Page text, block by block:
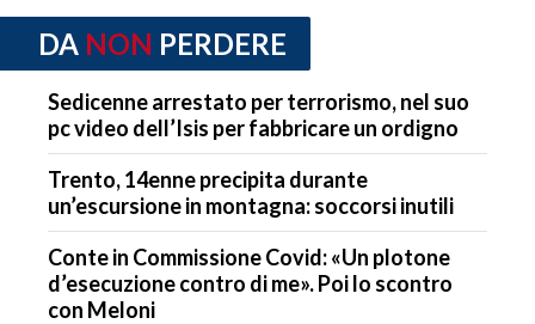
DA NON PERDERE
Sedicenne arrestato per terrorismo, nel suo
pc video dell’Isis per fabbricare un ordigno
Trento, 14enne precipita durante
un’escursione in montagna: soccorsi inutili
Conte in Commissione Covid: «Un plotone
d’esecuzione contro di me». Poi lo scontro
con Meloni